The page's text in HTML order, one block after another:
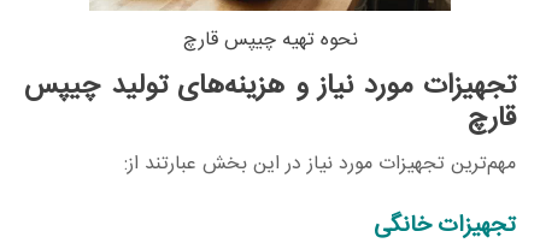
نحوه تهیه چیپس قارچ
تجهیزات مورد نیاز و هزینه‌های تولید چیپس
قارچ
مهم‌ترین تجهیزات مورد نیاز در این بخش عبارتند از:
تجهیزات خانگی